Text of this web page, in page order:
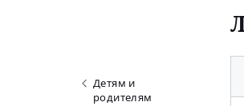
Детям и
родителям